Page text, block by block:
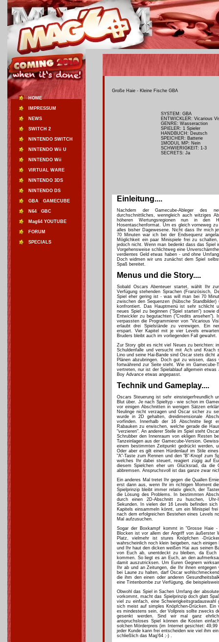
HOME
IMPRESSUM
NEWS
SWITCH 2
NINTENDO SWITCH
NINTENDO Wii U
NINTENDO Wii
VIRTUAL WARE
NINTENDO 3DS
NINTENDO DS
GBA / GAMECUBE
N64 / GBC
Mag64 YOUTUBE
FORUM
SPECIALS
Große Haie - Kleine Fische GBA
SYSTEM: GBA
ENTWICKLER: Vicarious
GENRE: Wasseraction
SPIELER: 1 Spieler
HANDBUCH: Deutsch
SPEICHER: Batterie
1MODUL MP: Nein
SCHWIERIGKEIT: 1-3
SECRETS: Ja
Einleitung....
Nachdem der Gamecube-Ableger des
durchschnittliches, wenngleich auch witziges
höheren Wertungsregionen nun in den
Hosentaschenformat. Um es gleich vorneweg
alles bisher Dagewesene. Nicht dass Ihr mich
70 Minuten war ich bei der Endsequenz
Möglichkeit ein paar Minispiele frei zu
jedoch nicht. Wenn man bedenkt dass das Spiel
Vorgehensweise schlichtweg eine
verdientes Geld etwas haben - und ohne
Doch widmen wir uns zunächst dem Spiel
Spaß bereitet.
Menus und die Story....
Sobald Oscars Abenteuer startet, wählt Ihr
Verfügung stehenden Sprachen (Französisch,
Spiel eher gering ist - was will man bei 70
zwischen den Sequenzen (hübsche
konfrontiert. Das Hauptmenü ist sehr schlicht
neues Spiel zu beginnen ("Spiel starten") sowie
Entwickler zu begutachten ("Credits
verpassten die Programmierer von "Vicarious
erlaubt drei Spielstände zu verewigen. Ein
erspart. Vier Kapitel mit je vier Levels
Bruders bleibt auch im vorliegenden Fall gewahrt.
Zur Story gibt es nicht viel Neues zu berichten:
Schuldenfalle und versucht mit Ach und Krach
Lino und seine Hai-Bande sind Oscar stets dicht
Plänen abzubringen. Doch gut zu wissen,
fortwährend zur Seite steht. Wie im
vertreten, nur ist der Spielablauf allgemein
Boy Advance etwas angepasst.
Technik und Gameplay....
Oscars Steuerung ist sehr einsteigerfreundlich
Blut über. Je nach Spieltyp - wie schon im
vor einigen Abschnitten in wenigen Sätzen
Neulinge nicht verzagen und Oscar sicher zu
wurde in 2D gehalten, dreidimensionale
vorfinden. Innerhalb der 16 Abschnitte liegt
Rabauken zu erwischen, welche gerade die
"verzieren". An anderer Stelle im Spiel steht
Schrubber den Innenraum von ekligen Resten
Tanzeinlagen aus der Gamecube-Version.
einem bestimmten Zeitpunkt gedrückt werden,
Oder aber es gilt einen Hürdenlauf im Stile
"A"-Taste zum Rennen und den "B"-Knopf zum
welches Ihr dabei steuert, reagiert zügig auf
diesem Spielchen eher um Glücksrad, da die
abbremsen. Anspruchsvoll ist das ganze zwar
Ein anderes Mal tretet Ihr gegen die Quallen
erst dann aus, wenn Ihr im richtigen Moment
Spielprinzip bleibt immer relativ gleich, der
die Lösung des Problems. In bestimmten
durch einen 2D-Abschnitt zu huschen,
Sekunden. In vielen der 16 Levels befinden
Kapitels einsammeln könnt, um ein Minispiel
nach dem erfolgreichen Bestehen eines Levels
Mal aufzusuchen.
Sogar der Boxkampf kommt in "Grosse Haie
Blocken ist vor allem der Angriff von äußerster
Platz, vielmehr ist stures Knöpfchen -
wahrscheinlich noch klein beigeben, nach
und Ihr haut den dicken weißen Hai aus seinen
von Euch ab, unentdeckt zu bleiben, da Euch
kommen. So liegt es an Euch, an den
damit auszutricksen. Um Euren Gegnern
Ihr ab und an Zeitungen, die Ihr ihnen
bei Laune zu halten, darf Oscar
die ihm den einen oder anderen
eine Tintenbombe zur Verfügung, die
Obwohl das Spiel in Sachen Umfang der
vorkommt, macht das Spielprinzip doch glatt
viel zu einfach, eine
sich meist auf simples Knöpfchen-Drücken.
es mindestens sein, der Vollpreis sollte zwecks
gesenkt werden. Sind wir mal ganz
anspruchsloses Spiel können die Kosten
solchen Mörderpreis (im Internet gesichtet:
jeder Kunde kann frei entscheiden wie viel ihm
schließlich das Mag'64 ;-) .